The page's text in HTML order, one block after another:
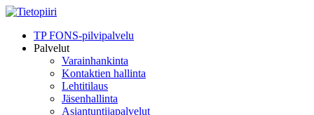
TP FONS-pilvipalvelu
Palvelut
Varainhankinta
Kontaktien hallinta
Lehtitilaus
Jäsenhallinta
Asiantuntijapalvelut